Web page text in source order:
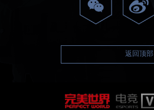
返回顶部